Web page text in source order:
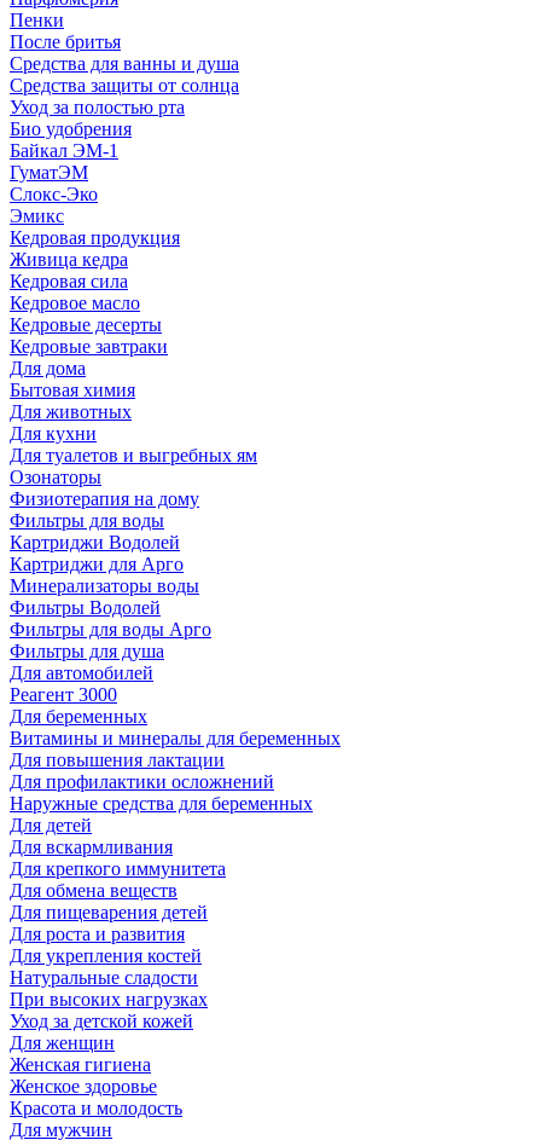
Пенки
После бритья
Средства для ванны и душа
Средства защиты от солнца
Уход за полостью рта
Био удобрения
Байкал ЭМ-1
ГуматЭМ
Слокс-Эко
Эмикс
Кедровая продукция
Живица кедра
Кедровая сила
Кедровое масло
Кедровые десерты
Кедровые завтраки
Для дома
Бытовая химия
Для животных
Для кухни
Для туалетов и выгребных ям
Озонаторы
Физиотерапия на дому
Фильтры для воды
Картриджи Водолей
Картриджи для Арго
Минерализаторы воды
Фильтры Водолей
Фильтры для воды Арго
Фильтры для душа
Для автомобилей
Реагент 3000
Для беременных
Витамины и минералы для беременных
Для повышения лактации
Для профилактики осложнений
Наружные средства для беременных
Для детей
Для вскармливания
Для крепкого иммунитета
Для обмена веществ
Для пищеварения детей
Для роста и развития
Для укрепления костей
Натуральные сладости
При высоких нагрузках
Уход за детской кожей
Для женщин
Женская гигиена
Женское здоровье
Красота и молодость
Для мужчин